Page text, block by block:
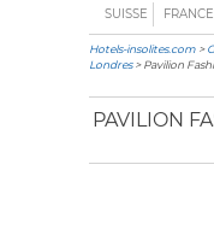
SUISSE FRANCE
Hotels-insolites.com >
Londres> Pavilion
PAVILION